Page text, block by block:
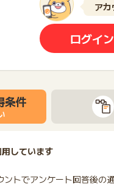
アカ
ログイ
条件
しています
ントでアンケート回答後の